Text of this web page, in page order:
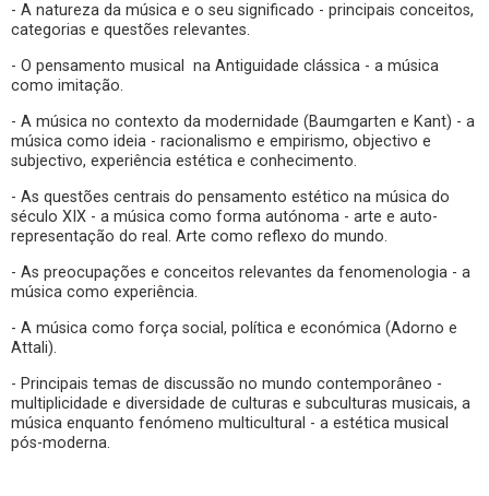
- A natureza da música e o seu significado - principais conceitos,
categorias e questões relevantes.
- O pensamento musical na Antiguidade clássica - a música
como imitação.
- A música no contexto da modernidade (Baumgarten e Kant) - a
música como ideia - racionalismo e empirismo, objectivo e
subjectivo, experiência estética e conhecimento.
- As questões centrais do pensamento estético na música do
século XIX - a música como forma autónoma - arte e auto-
representação do real. Arte como reflexo do mundo.
- As preocupações e conceitos relevantes da fenomenologia - a
música como experiência.
- A música como força social, política e económica (Adorno e
Attali).
- Principais temas de discussão no mundo contemporâneo -
multiplicidade e diversidade de culturas e subculturas musicais, a
música enquanto fenómeno multicultural - a estética musical
pós-moderna.